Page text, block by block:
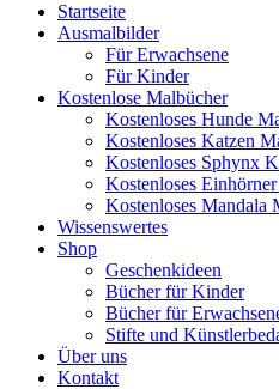
Startseite
Ausmalbilder
Für Erwachsene
Für Kinder
Kostenlose Malbücher
Kostenloses Hunde
Kostenloses Katzen
Kostenloses Sphynx
Kostenloses
Kostenloses Mandala
Wissenswertes
Shop
Geschenkideen
Bücher für Kinder
Bücher für
Stifte und
Über uns
Kontakt